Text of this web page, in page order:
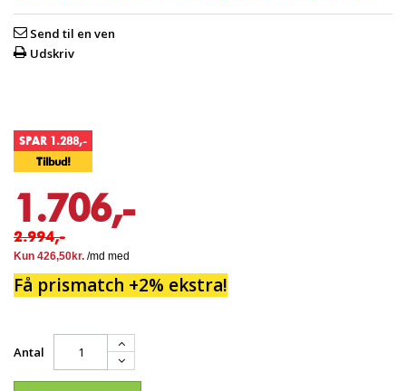
Send til en ven
Udskriv
SPAR 1.288,-
Tilbud!
1.706,-
2.994,-
Få prismatch +2% ekstra!
Antal